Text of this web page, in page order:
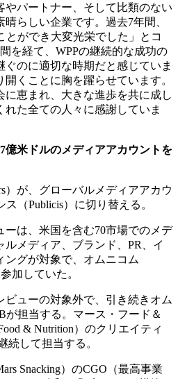
やパートナー、そして比類のない
らしい企業です。過去7年間、
とができ大変光栄でした」とコ
を経て、WPPの継続的な成功の
のに適切な時期だと感じていま
くことに胸を躍らせています。
に恵まれ、大きな進歩を共に成し
た全ての人々に感謝していま
億米ドルのメディアアカウントを
）が、グローバルメディアアカウ
（Publicis）に切り替える。
ーは、米国を含む70市場でのメデ
ルメディア、ブランド、PR、イ
ングが対象で、オムニコム
加していた。
ビューの対象外で、引き続きオム
担当する。マース・フード＆
& Nutrition）のクリエイティ
続して担当する。
Snacking）のCGO（最高事業